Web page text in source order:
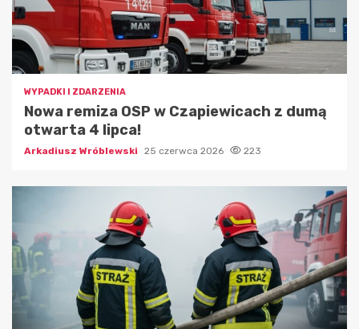
WYPADKI I ZDARZENIA
Nowa remiza OSP w Czapiewicach z dumą
otwarta 4 lipca!
Arkadiusz Wróblewski 25 czerwca 2026 223